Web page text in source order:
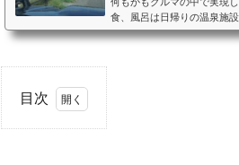
食、風呂は日帰りの温泉施
ペースとして利用すること
目次
1.